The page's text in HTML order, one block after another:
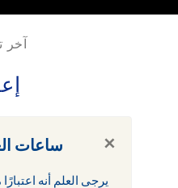
آخر
× ساعات